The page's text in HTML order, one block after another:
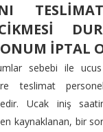
İPTAL
sebebi ile
teslimat
Ucak iniş
kaynaklanan, bir